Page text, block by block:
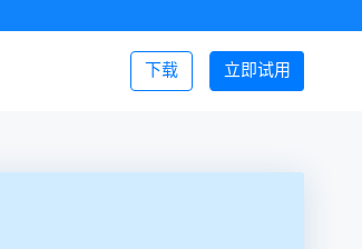
立即试用
下载 登录/注册